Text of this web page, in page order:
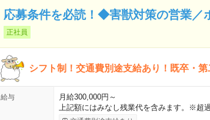
応募条件を必読！◆害獣対策の営業／
正社員
シフト制！交通費別途支給あり！既卒・
給与
月給300,000円～
上記額にはみなし残業代を含みます。※超